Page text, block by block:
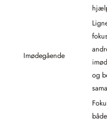
Imødegående
og